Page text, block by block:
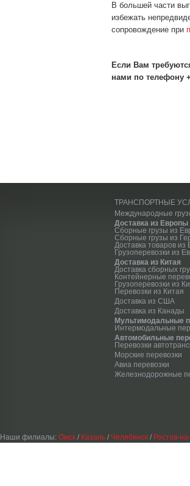
В большей части
избежать
сопровождение при
Если Вам
нами по телефону
ТРАНСПОРТНЫЕ
Международные
Доставка из Европы
Сборные грузы из
Сборные грузы из
Доставка товаров из
Грузоперевозки из
Доставка из Китая
Доставка сборных
Контейнерные
Грузоперевозки из
Перевозки из Китая
Доставка из США
Доставка из Канады
Мультимодальные
Интермодальные
Автомобильные
Перевозки
Морские перевозки
Авиа перевозки
Железнодорожные
Наши филиалы: Омск / Казань / Челябинск / Ростов-